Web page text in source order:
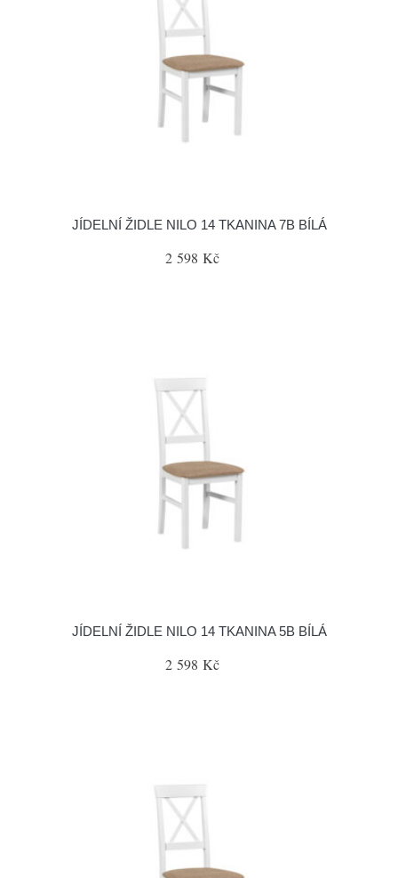
JÍDELNÍ ŽIDLE NILO 14 TKANINA 7B BÍLÁ
2 598 Kč
JÍDELNÍ ŽIDLE NILO 14 TKANINA 5B BÍLÁ
2 598 Kč